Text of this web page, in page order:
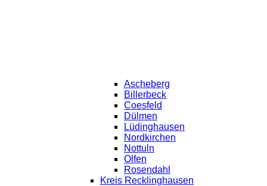
Ascheberg
Billerbeck
Coesfeld
Dülmen
Lüdinghausen
Nordkirchen
Nottuln
Olfen
Rosendahl
Kreis Recklinghausen